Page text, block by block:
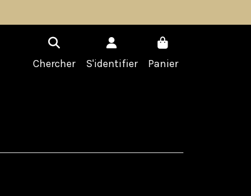
Chercher S'identifier Panier